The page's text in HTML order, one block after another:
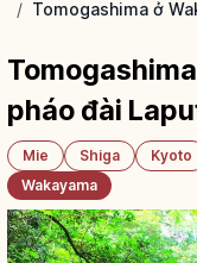
/ Tomogashima ở
pháo đài
Mie Shiga Kyoto
Wakayama